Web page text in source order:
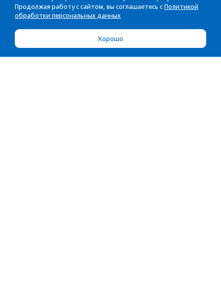
Продолжая работу с сайтом, вы соглашаетесь с Политикой
обработки персональных данных
Хорошо